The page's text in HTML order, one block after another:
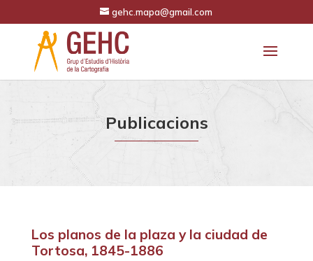
gehc.mapa@gmail.com
Publicacions
Los planos de la plaza y la ciudad de
Tortosa, 1845-1886